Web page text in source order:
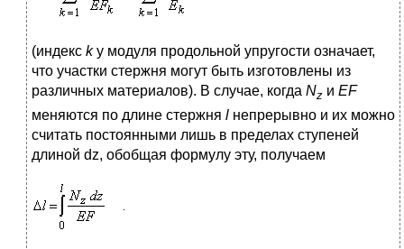
(индекс kу модуля продольной упругости означает,
что участки стержня могут быть изготовлены из
различных материалов). В случае, когда Nz и EF
меняются по длине стержня l непрерывно и их можно
считать постоянными лишь в пределах ступеней
длиной dz, обобщая формулу эту, получаем